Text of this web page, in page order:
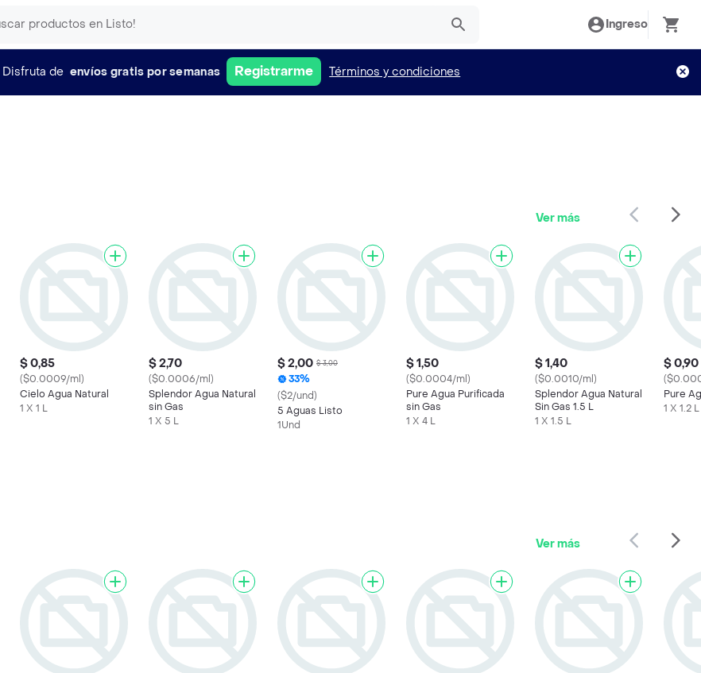
Ingreso
Disfruta de envíos gratis por semanas Registrarme Términos y condiciones
Ver más
$ 0,85
($0.0009/ml)
Cielo Agua Natural
1 X 1 L
$ 2,70
($0.0006/ml)
Splendor Agua Natural
sin Gas
1 X 5 L
$ 2,00 $ 3,00
33%
($2/und)
5 Aguas Listo
1Und
$ 1,50
($0.0004/ml)
Pure Agua Purificada
sin Gas
1 X 4 L
$ 1,40
($0.0010/ml)
Splendor Agua Natural
Sin Gas 1.5 L
1 X 1.5 L
$ 0,90
Pure
1 X 1.2 L
Ver más